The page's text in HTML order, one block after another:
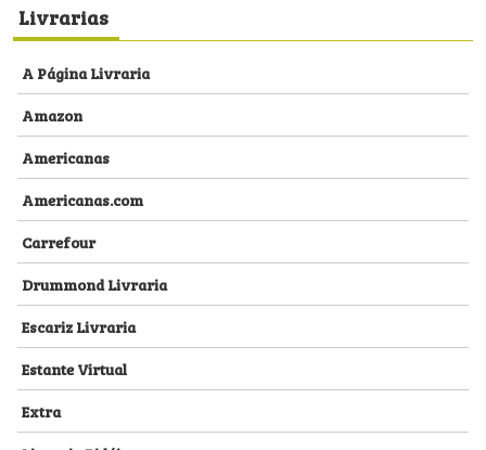
Livrarias
A Página Livraria
Amazon
Americanas
Americanas.com
Carrefour
Drummond Livraria
Escariz Livraria
Estante Virtual
Extra